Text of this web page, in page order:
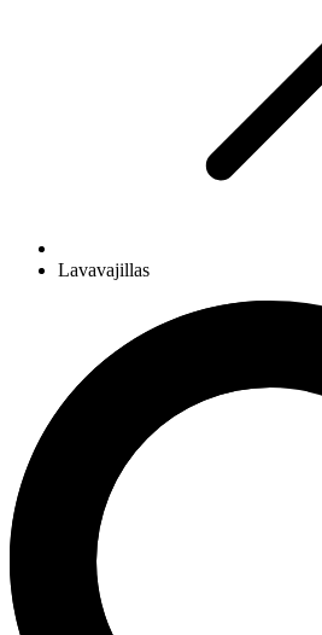
Lavavajillas